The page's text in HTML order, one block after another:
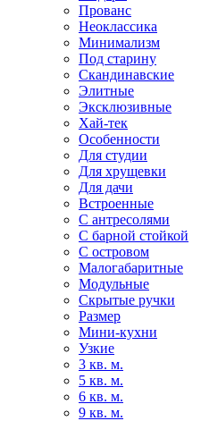
Прованс
Неоклассика
Минимализм
Под старину
Скандинавские
Элитные
Эксклюзивные
Хай-тек
Особенности
Для студии
Для хрущевки
Для дачи
Встроенные
С антресолями
С барной стойкой
С островом
Малогабаритные
Модульные
Скрытые ручки
Размер
Мини-кухни
Узкие
3 кв. м.
5 кв. м.
6 кв. м.
9 кв. м.